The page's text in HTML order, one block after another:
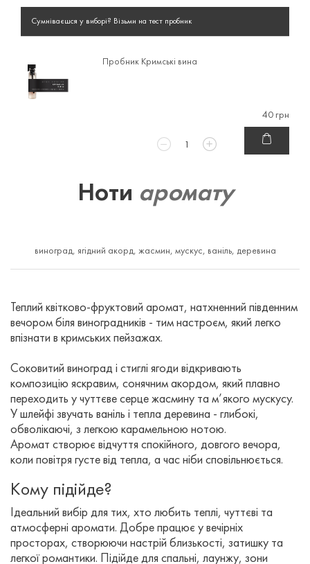
Сумніваєшся у виборі? Візьми на тест пробник
Пробник Кримські вина
40 грн
Ноти аромату
виноград, ягідний акорд, жасмин, мускус, ваніль, деревина
Теплий квітково-фруктовий аромат, натхненний південним
вечором біля виноградників - тим настроєм, який легко
впізнати в кримських пейзажах.
Соковитий виноград і стиглі ягоди відкривають
композицію яскравим, сонячним акордом, який плавно
переходить у чуттєве серце жасмину та м’якого мускусу.
У шлейфі звучать ваніль і тепла деревина - глибокі,
обволікаючі, з легкою карамельною нотою.
Аромат створює відчуття спокійного, довгого вечора,
коли повітря густе від тепла, а час ніби сповільнюється.
Кому підійде?
Ідеальний вибір для тих, хто любить теплі, чуттєві та
атмосферні аромати. Добре працює у вечірніх
просторах, створюючи настрій близькості, затишку та
легкої романтики. Підійде для спальні, лаунжу, зони